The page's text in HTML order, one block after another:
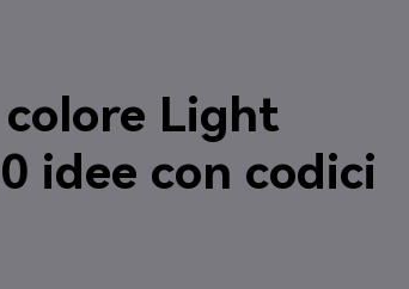
Light
idee con codici